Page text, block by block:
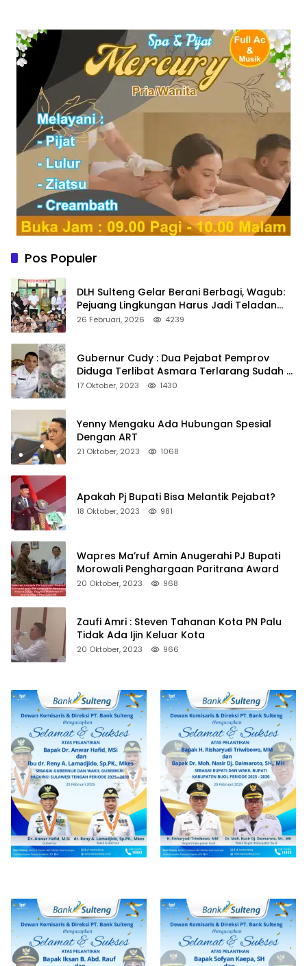
Pos Populer
DLH Sulteng Gelar Berani Berbagi, Wagub:
Pejuang Lingkungan Harus Jadi Teladan
Kepedulian
26 Februari, 2026 4239
Gubernur Cudy : Dua Pejabat Pemprov
Diduga Terlibat Asmara Terlarang Sudah di
Non Job
17 Oktober, 2023 1430
Yenny Mengaku Ada Hubungan Spesial
Dengan ART
21 Oktober, 2023 1068
Apakah Pj Bupati Bisa Melantik Pejabat?
18 Oktober, 2023 981
Wapres Ma’ruf Amin Anugerahi PJ Bupati
Morowali Penghargaan Paritrana Award
20 Oktober, 2023 968
Zaufi Amri : Steven Tahanan Kota PN Palu
Tidak Ada Ijin Keluar Kota
20 Oktober, 2023 966